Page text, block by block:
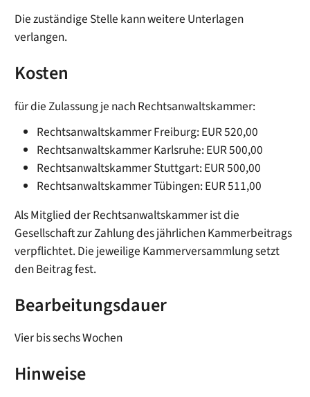
Die zuständige Stelle kann weitere Unterlagen
verlangen.
Kosten
für die Zulassung je nach Rechtsanwaltskammer:
Rechtsanwaltskammer Freiburg: EUR 520,00
Rechtsanwaltskammer Karlsruhe: EUR 500,00
Rechtsanwaltskammer Stuttgart: EUR 500,00
Rechtsanwaltskammer Tübingen: EUR 511,00
Als Mitglied der Rechtsanwaltskammer ist die
Gesellschaft zur Zahlung des jährlichen Kammerbeitrags
verpflichtet. Die jeweilige Kammerversammlung setzt
den Beitrag fest.
Bearbeitungsdauer
Vier bis sechs Wochen
Hinweise